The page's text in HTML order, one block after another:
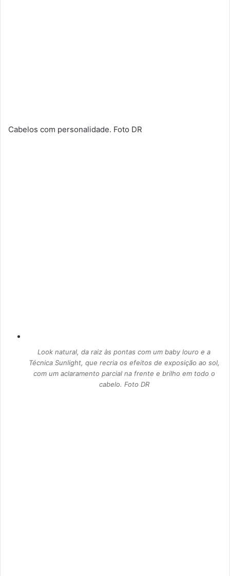
Cabelos com personalidade. Foto DR
Look natural, da raiz às pontas com um baby louro e a
Técnica Sunlight, que recria os efeitos de exposição ao sol,
com um aclaramento parcial na frente e brilho em todo o
cabelo. Foto DR